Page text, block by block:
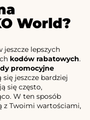
World?
jeszcze lepszych
kodów rabatowych.
promocyjne
jeszcze bardziej
się często,
W ten sposób
z Twoimi wartościami,